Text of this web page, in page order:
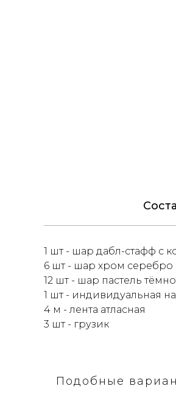
1 шт - шар дабл-стафф с
6 шт - шар хром серебро
12 шт - шар пастель
1 шт - индивидуальная
4 м - лента атласная
3 шт - грузик
Подобные